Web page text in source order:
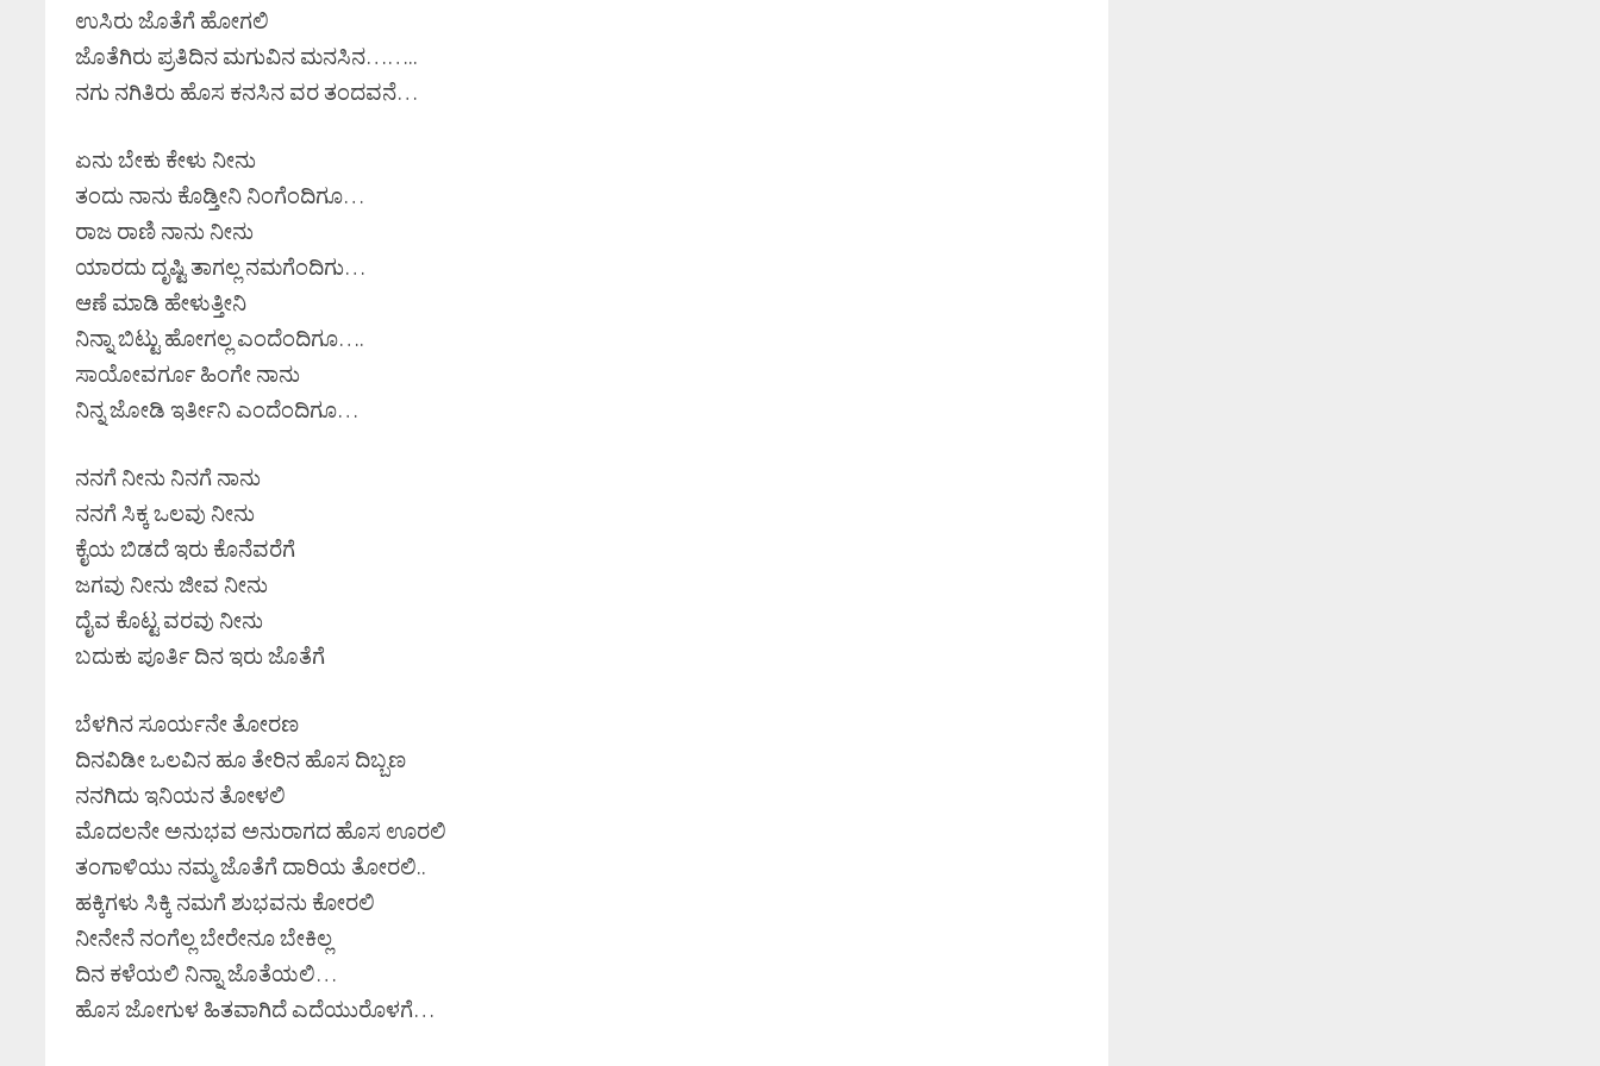
ಉಸಿರು ಜೊತೆಗೆ ಹೋಗಲಿ
ಜೊತೆಗಿರು ಪ್ರತಿದಿನ ಮಗುವಿನ ಮನಸಿನ……..
ನಗು ನಗಿತಿರು ಹೊಸ ಕನಸಿನ ವರ ತಂದವನೆ…
ಏನು ಬೇಕು ಕೇಳು ನೀನು
ತಂದು ನಾನು ಕೊಡ್ತೀನಿ ನಿಂಗೆಂದಿಗೂ…
ರಾಜ ರಾಣಿ ನಾನು ನೀನು
ಯಾರದು ದೃಷ್ಟಿ ತಾಗಲ್ಲ ನಮಗೆಂದಿಗು…
ಆಣೆ ಮಾಡಿ ಹೇಳುತ್ತೀನಿ
ನಿನ್ನಾ ಬಿಟ್ಟು ಹೋಗಲ್ಲ ಎಂದೆಂದಿಗೂ….
ಸಾಯೋವರ್ಗೂ ಹಿಂಗೇ ನಾನು
ನಿನ್ನ ಜೋಡಿ ಇರ್ತೀನಿ ಎಂದೆಂದಿಗೂ…
ನನಗೆ ನೀನು ನಿನಗೆ ನಾನು
ನನಗೆ ಸಿಕ್ಕ ಒಲವು ನೀನು
ಕೈಯ ಬಿಡದೆ ಇರು ಕೊನೆವರೆಗೆ
ಜಗವು ನೀನು ಜೀವ ನೀನು
ದೈವ ಕೊಟ್ಟ ವರವು ನೀನು
ಬದುಕು ಪೂರ್ತಿ ದಿನ ಇರು ಜೊತೆಗೆ
ಬೆಳಗಿನ ಸೂರ್ಯನೇ ತೋರಣ
ದಿನವಿಡೀ ಒಲವಿನ ಹೂ ತೇರಿನ ಹೊಸ ದಿಬ್ಬಣ
ನನಗಿದು ಇನಿಯನ ತೋಳಲಿ
ಮೊದಲನೇ ಅನುಭವ ಅನುರಾಗದ ಹೊಸ ಊರಲಿ
ತಂಗಾಳಿಯು ನಮ್ಮ ಜೊತೆಗೆ ದಾರಿಯ ತೋರಲಿ..
ಹಕ್ಕಿಗಳು ಸಿಕ್ಕಿ ನಮಗೆ ಶುಭವನು ಕೋರಲಿ
ನೀನೇನೆ ನಂಗೆಲ್ಲ ಬೇರೇನೂ ಬೇಕಿಲ್ಲ
ದಿನ ಕಳೆಯಲಿ ನಿನ್ನಾ ಜೊತೆಯಲಿ…
ಹೊಸ ಜೋಗುಳ ಹಿತವಾಗಿದೆ ಎದೆಯುರೊಳಗೆ…